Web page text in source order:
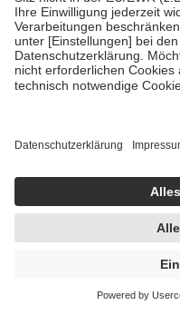
PLUS VITAMIN C
Ampullen
-20% UVP: 39,95 €